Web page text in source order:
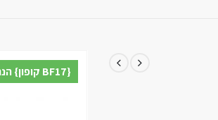
{BF17 קופון} הנחת מע"מ נוספת למצטרפים חדשים